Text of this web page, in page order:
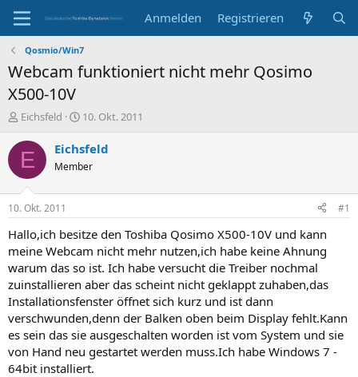
Anmelden Registrieren
Qosmio/Win7
Webcam funktioniert nicht mehr Qosimo
X500-10V
E
s
e
r
Eichsfeld
E
s
e
t
a
10. Okt. 2011
E Eichsfeld
Member
10. Okt. 2011 #1
Hallo,ich besitze den Toshiba Qosimo X500-10V und kann
meine Webcam nicht mehr nutzen,ich habe keine Ahnung
warum das so ist. Ich habe versucht die Treiber nochmal
zuinstallieren aber das scheint nicht geklappt zuhaben,das
Installationsfenster öffnet sich kurz und ist dann
verschwunden,denn der Balken oben beim Display fehlt.Kann
es sein das sie ausgeschalten worden ist vom System und sie
von Hand neu gestartet werden muss.Ich habe Windows 7 -
64bit installiert.